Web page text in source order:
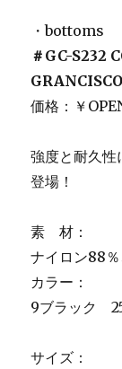
・bottoms
＃ GC-S232
価格：￥
強度と耐久性
登場！
素 材：
ナイロン88
カラー：
9ブラック
サイズ：